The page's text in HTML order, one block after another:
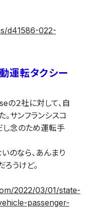
d41586-022-
運転タクシー
の２社に対して、自
サンフランシスコ
し念のため運転手
のなら、あんまり
うけど。
2022/03/01/state-
passenger-